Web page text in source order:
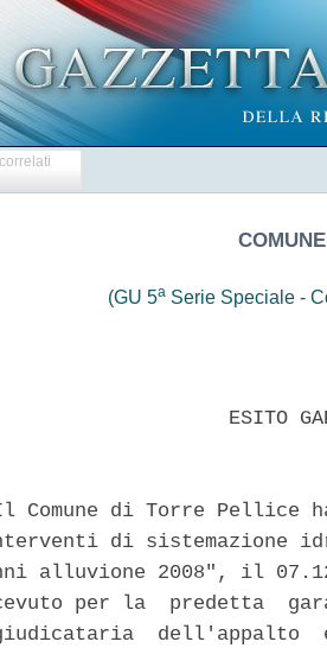
(GU 5a Serie Speciale -
ESITO
Comune di Torre Pellice
di sistemazione
alluvione 2008", il
per la  predetta
dell'appalto